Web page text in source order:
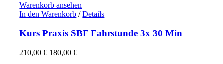
Warenkorb ansehen
In den Warenkorb / Details
Kurs Praxis SBF Fahrstunde 3x 30 Min
210,00€ Ursprünglicher
180,00€Aktueller